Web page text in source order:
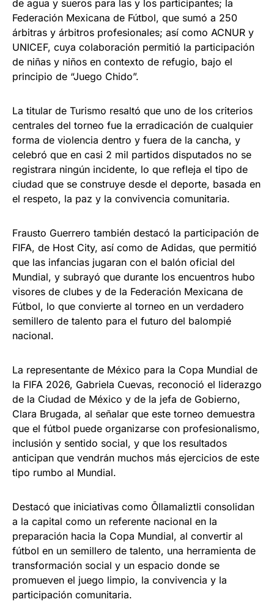
de agua y sueros para las y los participantes; la
Federación Mexicana de Fútbol, que sumó a 250
árbitras y árbitros profesionales; así como ACNUR y
UNICEF, cuya colaboración permitió la participación
de niñas y niños en contexto de refugio, bajo el
principio de “Juego Chido”.
La titular de Turismo resaltó que uno de los criterios
centrales del torneo fue la erradicación de cualquier
forma de violencia dentro y fuera de la cancha, y
celebró que en casi 2 mil partidos disputados no se
registrara ningún incidente, lo que refleja el tipo de
ciudad que se construye desde el deporte, basada en
el respeto, la paz y la convivencia comunitaria.
Frausto Guerrero también destacó la participación de
FIFA, de Host City, así como de Adidas, que permitió
que las infancias jugaran con el balón oficial del
Mundial, y subrayó que durante los encuentros hubo
visores de clubes y de la Federación Mexicana de
Fútbol, lo que convierte al torneo en un verdadero
semillero de talento para el futuro del balompié
nacional.
La representante de México para la Copa Mundial de
la FIFA 2026, Gabriela Cuevas, reconoció el liderazgo
de la Ciudad de México y de la jefa de Gobierno,
Clara Brugada, al señalar que este torneo demuestra
que el fútbol puede organizarse con profesionalismo,
inclusión y sentido social, y que los resultados
anticipan que vendrán muchos más ejercicios de este
tipo rumbo al Mundial.
Destacó que iniciativas como Ōllamaliztli consolidan
a la capital como un referente nacional en la
preparación hacia la Copa Mundial, al convertir al
fútbol en un semillero de talento, una herramienta de
transformación social y un espacio donde se
promueven el juego limpio, la convivencia y la
participación comunitaria.